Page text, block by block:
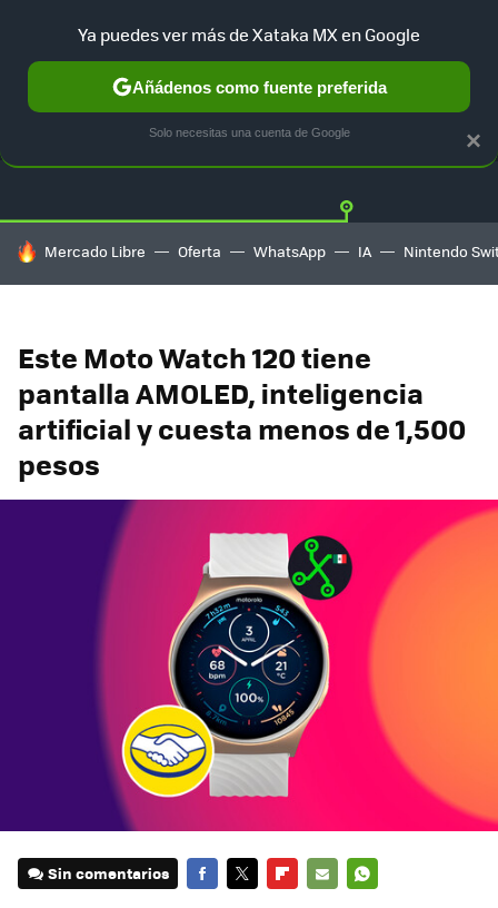
GUÍA DE COMPRAS MERCADO LIBRE
HOY SE HABLA DE
Mercado Libre Oferta WhatsApp IA Nintendo
Este Moto Watch 120 tiene
pantalla AMOLED, inteligencia
artificial y cuesta menos de 1,500
pesos
Sin comentarios
×
Ya puedes ver más de Xataka MX en Google
Añádenos como fuente preferida
Solo necesitas una cuenta de Google